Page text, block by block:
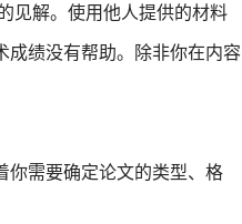
见解。使用他人提供的材料
成绩没有帮助。除非你在内容
你需要确定论文的类型、格